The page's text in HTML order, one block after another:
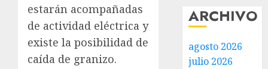
estarán acompañadas
de actividad eléctrica y
existe la posibilidad de
caída de granizo.
ARCHIVO
agosto 2026
julio 2026